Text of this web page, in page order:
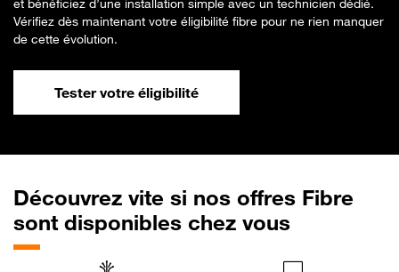
et bénéficiez d’une installation simple avec un technicien dédié.
Vérifiez dès maintenant votre éligibilité fibre pour ne rien manquer
de cette évolution.
Tester votre éligibilité
Découvrez vite si nos offres Fibre
sont disponibles chez vous